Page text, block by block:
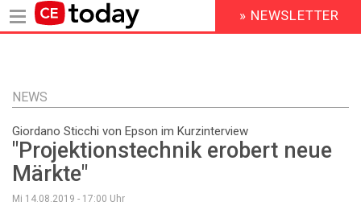
Inhalt
HEADER
MENU
» NEWSLETTER
NEWS
Giordano Sticchi von Epson im Kurzinterview
"Projektionstechnik erobert neue
Märkte"
Mi 14.08.2019 - 17:00 Uhr